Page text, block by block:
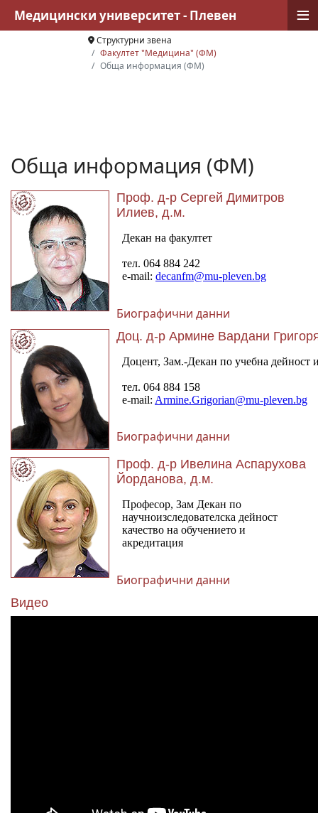
Структурни звена
Факултет "Медицина" (ФМ)
Обща информация (ФМ)
Обща информация (ФМ)
Проф. д-р Сергей Димитров
Илиев, д.м.
Биографични данни
Доц. д-р Армине Вардани
Биографични данни
Проф. д-р Ивелина Аспарухова
Йорданова, д.м.
Биографични данни
Видео
Медицински университет - Плевен ≡